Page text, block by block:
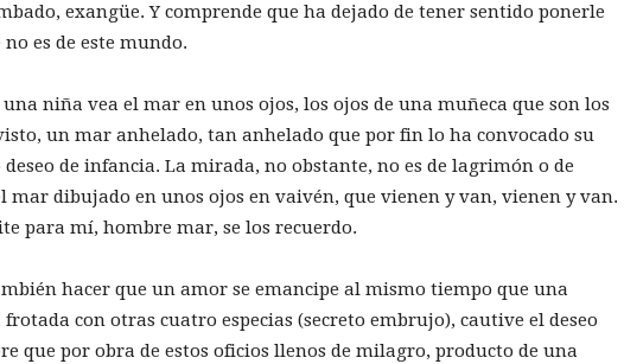
exangüe. Y comprende que ha dejado de tener sentido ponerle
es de este mundo.
niña vea el mar en unos ojos, los ojos de una muñeca que son los
un mar anhelado, tan anhelado que por fin lo ha convocado su
de infancia. La mirada, no obstante, no es de lagrimón o de
mar dibujado en unos ojos en vaivén, que vienen y van, vienen y van.
para mí, hombre mar, se los recuerdo.
hacer que un amor se emancipe al mismo tiempo que una
con otras cuatro especias (secreto embrujo), cautive el deseo
que por obra de estos oficios llenos de milagro, producto de una